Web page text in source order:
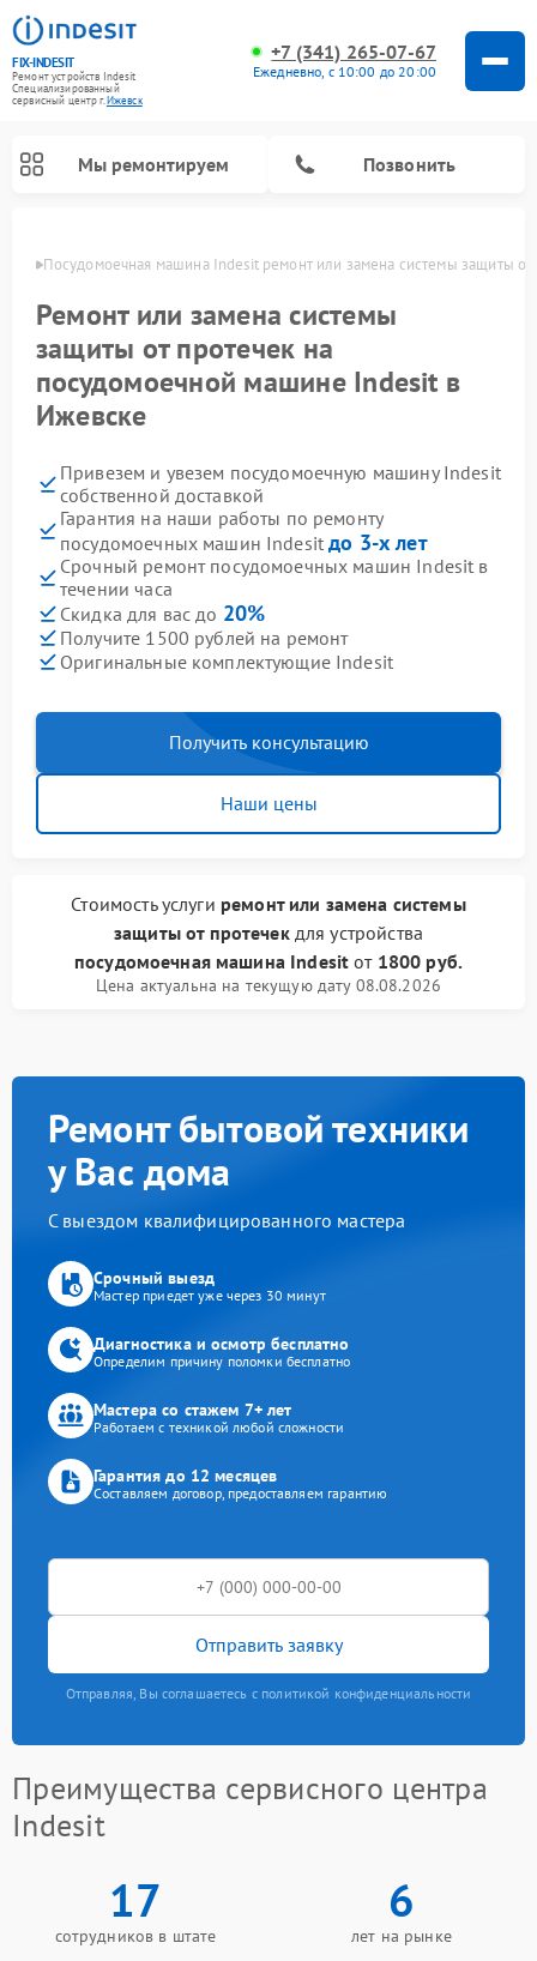
FIX-INDESIT
Ремонт устройств Indesit
Специализированный
cервисный центр г.Ижевск
+7 (341) 265-07-67
Ежедневно, с 10:00 до 20:00
Мы ремонтируем Позвонить
Посудомоечная машина Indesit ремонт или замена системы защиты от
Ремонт или замена системы
защиты от протечек на
посудомоечной машине Indesit в
Ижевске
Привезем и увезем посудомоечную машину Indesit
собственной доставкой
Гарантия на наши работы по ремонту
посудомоечных машин Indesitдо 3-х лет
Срочный ремонт посудомоечных машин Indesit в
течении часа
Скидка для вас до 20%
Получите 1500 рублей на ремонт
Оригинальные комплектующие Indesit
Получить консультацию
Наши цены
Стоимость услуги ремонт или замена системы
защиты от протечекдля устройства
посудомоечная машина Indesit от 1800 руб.
Цена актуальна на текущую дату 08.08.2026
Ремонт бытовой техники
у Вас дома
С выездом квалифицированного мастера
Срочный выезд
Мастер приедет уже через 30 минут
Диагностика и осмотр бесплатно
Определим причину поломки бесплатно
Мастера со стажем 7+ лет
Работаем с техникой любой сложности
Гарантия до 12 месяцев
Составляем договор, предоставляем гарантию
Отправить заявку
Отправляя, Вы соглашаетесь с политикой конфиденциальности
Преимущества сервисного центра
Indesit
17
сотрудников в штате
6
лет на рынке